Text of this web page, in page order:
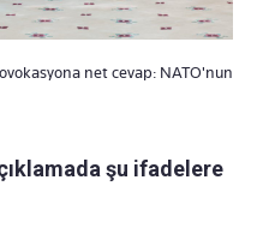
net cevap: NATO'nun
şu ifadelere